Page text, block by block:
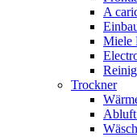
A
Miele
Trockner